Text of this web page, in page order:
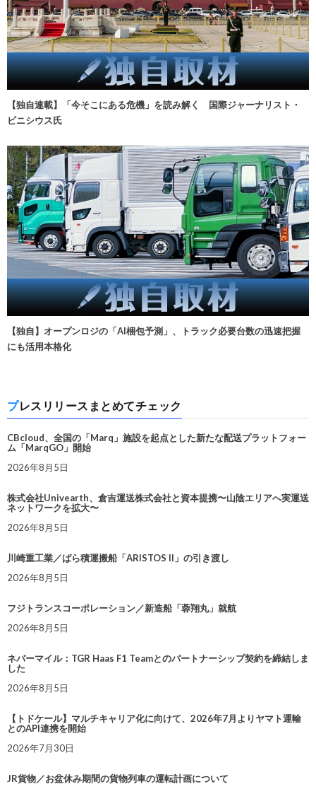
【独自連載】「今そこにある危機」を読み解く 国際ジャーナリスト・
ビニシウス氏
【独自】オープンロジの「AI梱包予測」、トラック必要台数の迅速把握
にも活用本格化
プレスリリースまとめてチェック
CBcloud、全国の「Marq」施設を起点とした新たな配送プラットフォー
ム「MarqGO」開始
2026年8月5日
株式会社Univearth、倉吉運送株式会社と資本提携〜山陰エリアへ実運送
ネットワークを拡大〜
2026年8月5日
川崎重工業／ばら積運搬船「ARISTOS II」の引き渡し
2026年8月5日
フジトランスコーポレーション／新造船「蓉翔丸」就航
2026年8月5日
ネバーマイル：TGR Haas F1 Teamとのパートナーシップ契約を締結しま
した
2026年8月5日
【トドケール】マルチキャリア化に向けて、2026年7月よりヤマト運輸
とのAPI連携を開始
2026年7月30日
JR貨物／お盆休み期間の貨物列車の運転計画について